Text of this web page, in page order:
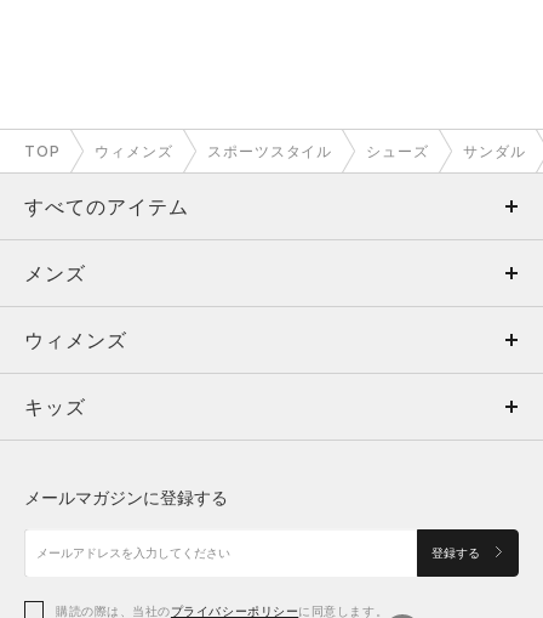
TOP ウィメンズ スポーツスタイル シューズ サンダル
すべてのアイテム
メンズ
ウィメンズ
キッズ
アクセサリー
メンズ
トップス
ボトムス
アクセサリー
ウィメンズ
トップス
シューズ
アクセサリー
キッズ
シューズ
メールマガジンに登録する
登録する
購読の際は、当社のプライバシーポリシーに同意します。